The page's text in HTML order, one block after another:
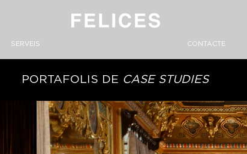
SERVEIS CONTACTE
PORTAFOLIS DE CASE STUDIES